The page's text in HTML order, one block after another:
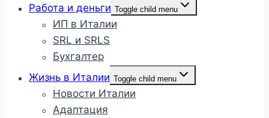
Работа и деньги Toggle child menu
ИП в Италии
SRL и SRLS
Бухгалтер
Жизнь в Италии Toggle child menu
Новости Италии
Адаптация